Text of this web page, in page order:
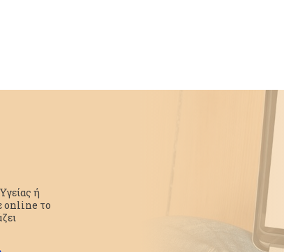
ή
online το